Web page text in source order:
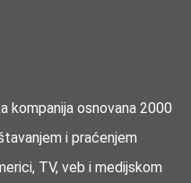
kompanija osnovana 2000
i praćenjem
TV, veb i medijskom